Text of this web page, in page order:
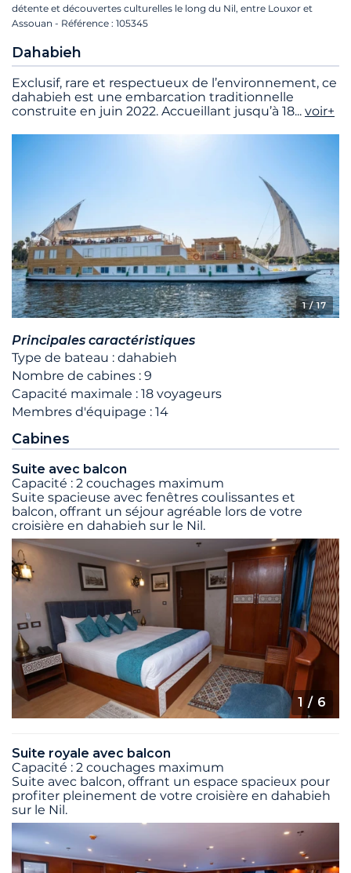
détente et découvertes culturelles le long du Nil, entre Louxor et
Assouan - Référence : 105345
Dahabieh
Exclusif, rare et respectueux de l’environnement, ce
dahabieh est une embarcation traditionnelle
construite en juin 2022. Accueillant jusqu’à 18... voir+
1/ 17
Principales caractéristiques
Type de bateau : dahabieh
Nombre de cabines : 9
Capacité maximale : 18 voyageurs
Membres d'équipage : 14
Cabines
Suite avec balcon
Capacité : 2 couchages maximum
Suite spacieuse avec fenêtres coulissantes et
balcon, offrant un séjour agréable lors de votre
croisière en dahabieh sur le Nil.
1 / 6
Suite royale avec balcon
Capacité : 2 couchages maximum
Suite avec balcon, offrant un espace spacieux pour
profiter pleinement de votre croisière en dahabieh
sur le Nil.